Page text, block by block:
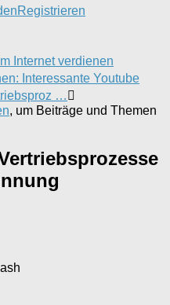
Registrieren
Internet verdienen
Interessante Youtube
…
, um Beiträge und Themen